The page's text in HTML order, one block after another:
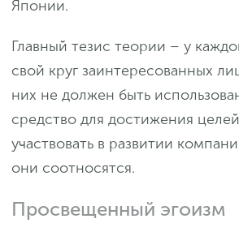
Японии.
Главный тезис теории – у
свой круг заинтересованных
них не должен быть
средство для достижения
участвовать в развитии
они соотносятся.
Просвещенный эгоизм